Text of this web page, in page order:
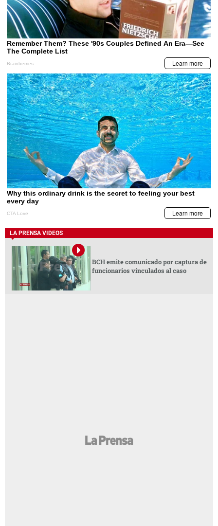
LA PRENSA VIDEOS
BCH emite comunicado por captura de
funcionarios vinculados al caso